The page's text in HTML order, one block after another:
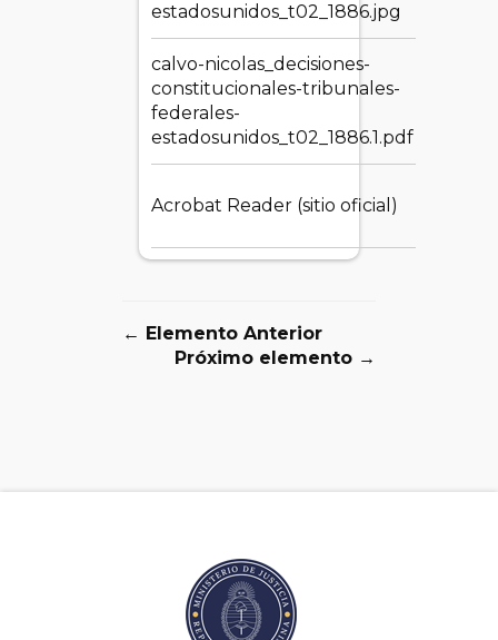
estadosunidos_t02_1886.jpg
calvo-nicolas_decisiones-
constitucionales-tribunales-
federales-
estadosunidos_t02_1886.1.pdf
Acrobat Reader (sitio oficial)
← Elemento Anterior
Próximo elemento →